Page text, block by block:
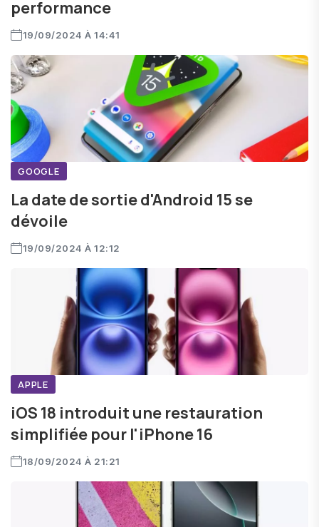
performance
19/09/2024 À 14:41
GOOGLE
La date de sortie d'Android 15 se
dévoile
19/09/2024 À 12:12
APPLE
iOS 18 introduit une restauration
simplifiée pour l'iPhone 16
18/09/2024 À 21:21